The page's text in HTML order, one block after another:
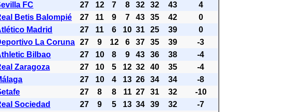
FC 27 12 7 8 32 32 43
4
Betis Balompié 27 11 9 7 43 35 42
0
Madrid 27 11 6 10 31 25 39
0
La Coruna 27 9 12 6 37 35 39
-3
Bilbao 27 10 8 9 43 36 38
-4
Zaragoza 27 10 5 12 32 40 35
-4
27 10 4 13 26 34 34
-8
27 8 8 11 27 31 32
-10
Sociedad 27 9 5 13 34 39 32
-7